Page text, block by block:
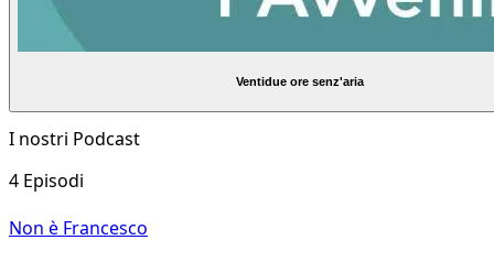
Ventidue ore senz'aria
I nostri Podcast
4 Episodi
Non è Francesco